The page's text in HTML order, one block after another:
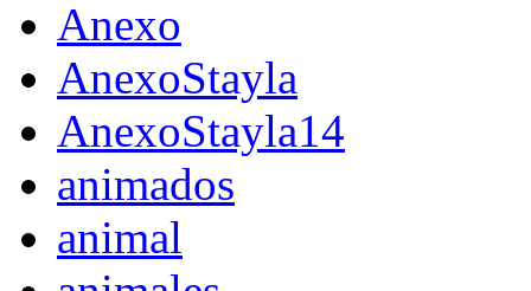
Anexo
AnexoStayla
AnexoStayla14
animados
animal